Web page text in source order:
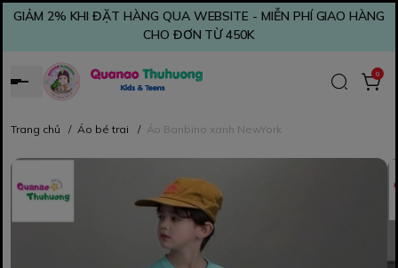
GIẢM 2% KHI ĐẶT HÀNG QUA WEBSITE - MIỄN PHÍ GIAO HÀNG
CHO ĐƠN TỪ 450K
0
Trang chủ / Áo bé trai / Áo Banbino xanh NewYork